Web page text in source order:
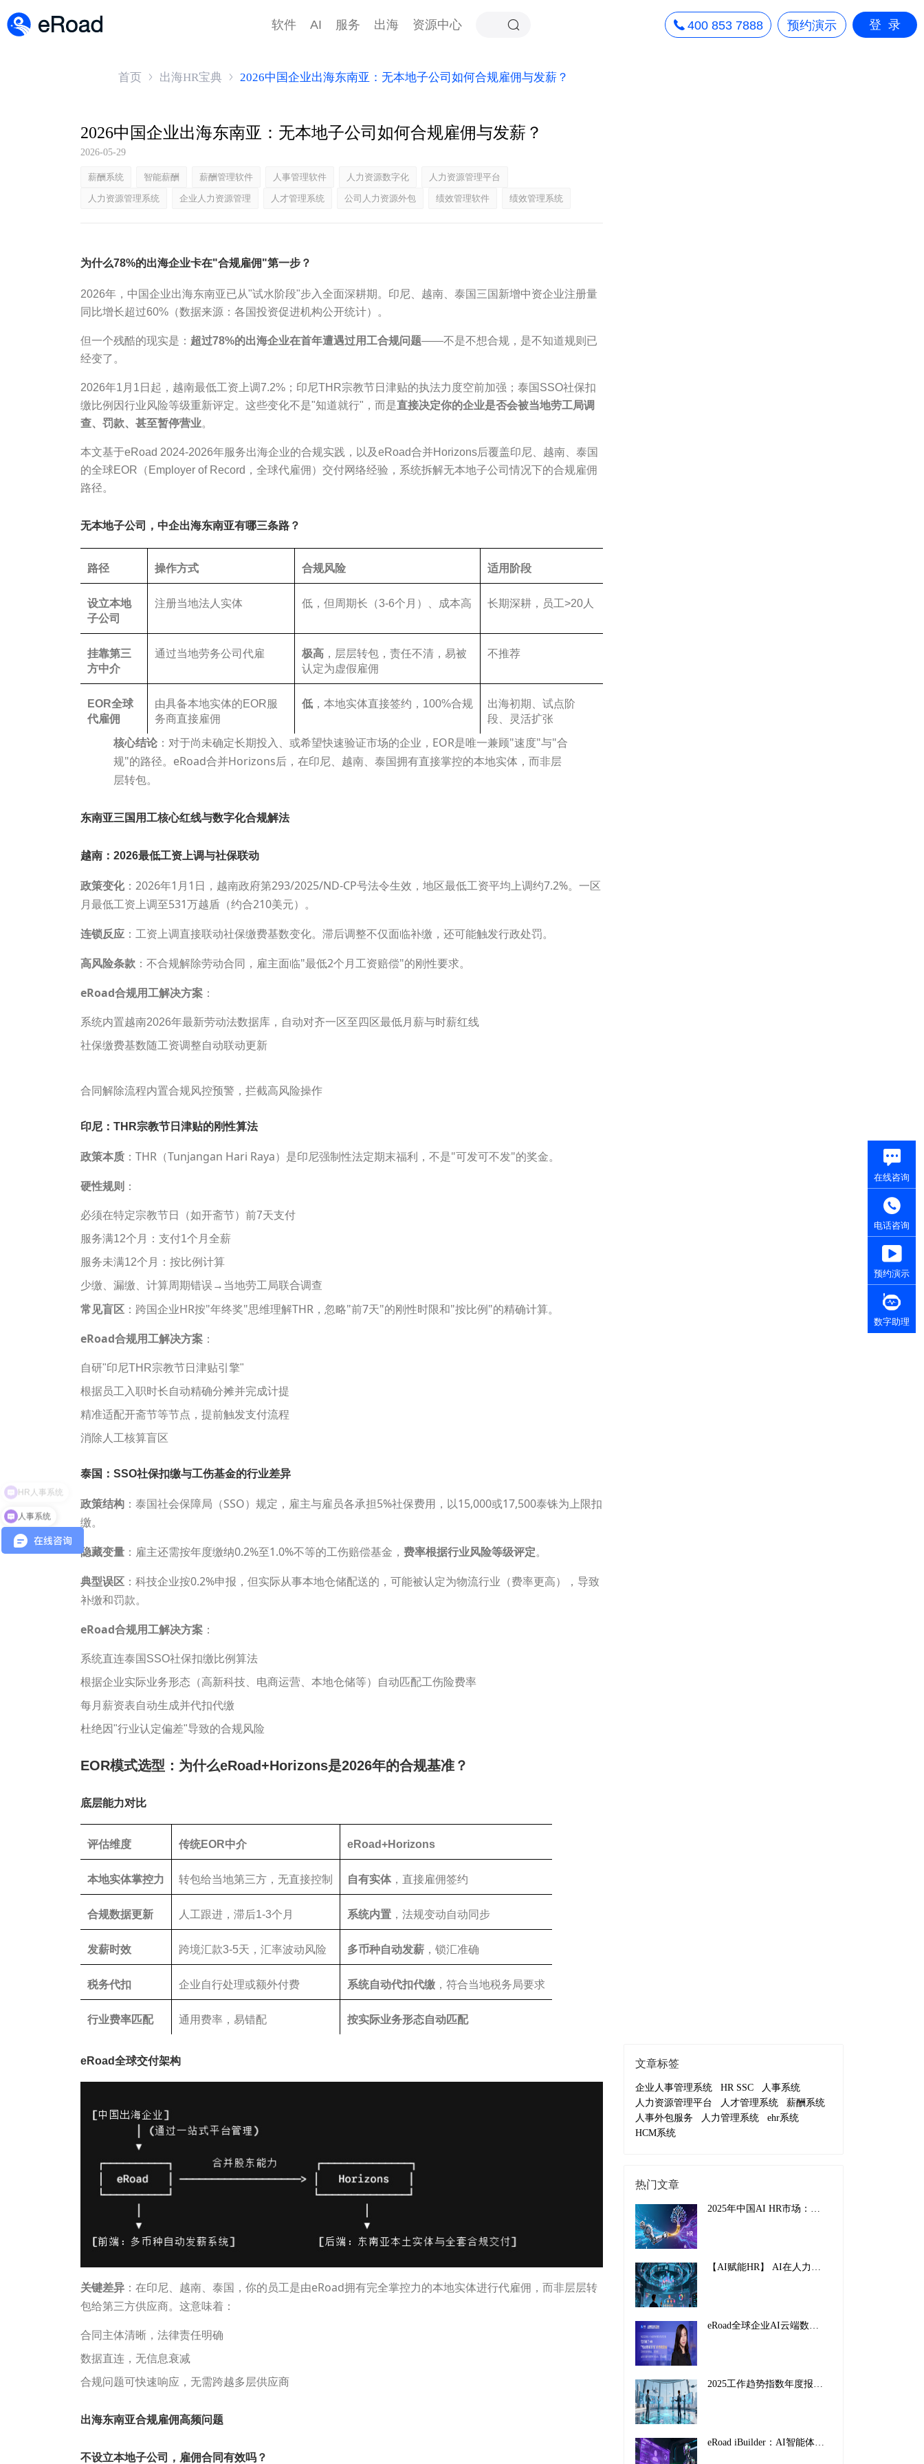
软件 AI 服务 出海 资源中心 400 853 7888 预约演示 登录
首页 出海HR宝典 2026中国企业出海东南亚：无本地子公司如何合规雇佣与发薪？
2026中国企业出海东南亚：无本地子公司如何合规雇佣与发薪？
2026-05-29
薪酬系统 智能薪酬 薪酬管理软件 人事管理软件 人力资源数字化 人力资源管理平台
人力资源管理系统 企业人力资源管理 人才管理系统 公司人力资源外包 绩效管理软件 绩效管理系统
为什么78%的出海企业卡在"合规雇佣"第一步？
2026年，中国企业出海东南亚已从"试水阶段"步入全面深耕期。印尼、越南、泰国三国新增中资企业注册量
同比增长超过60%（数据来源：各国投资促进机构公开统计）。
但一个残酷的现实是： 超过78%的出海企业在首年遭遇过用工合规问题——不是不想合规，是不知道规则已
经变了。
2026年1月1日起，越南最低工资上调7.2%；印尼THR宗教节日津贴的执法力度空前加强；泰国SSO社保扣
缴比例因行业风险等级重新评定。这些变化不是"知道就行"，而是直接决定你的企业是否会被当地劳工局调
查、罚款、甚至暂停营业。
本文基于eRoad 2024-2026年服务出海企业的合规实践，以及eRoad合并Horizons后覆盖印尼、越南、泰国
的全球EOR（Employer of Record，全球代雇佣）交付网络经验，系统拆解无本地子公司情况下的合规雇佣
路径。
无本地子公司，中企出海东南亚有哪三条路？
路径 操作方式 合规风险 适用阶段
设立本地
子公司
注册当地法人实体 低，但周期长（3-6个月）、成本高 长期深耕，员工>20人
挂靠第三
方中介
通过当地劳务公司代雇 极高 ，层层转包，责任不清，易被
认定为虚假雇佣
不推荐
EOR全球
代雇佣
由具备本地实体的EOR服
务商直接雇佣
低 ，本地实体直接签约，100%合规
出海初期、试点阶
段、灵活扩张
核心结论 ：对于尚未确定长期投入、或希望快速验证市场的企业，EOR是唯一兼顾"速度"与"合
规"的路径。eRoad合并Horizons后，在印尼、越南、泰国拥有直接掌控的本地实体，而非层
层转包。
东南亚三国用工核心红线与数字化合规解法
越南：2026最低工资上调与社保联动
政策变化 ：2026年1月1日，越南政府第293/2025/ND-CP号法令生效，地区最低工资平均上调约7.2%。一区
月最低工资上调至531万越盾（约合210美元）。
连锁反应 ：工资上调直接联动社保缴费基数变化。滞后调整不仅面临补缴，还可能触发行政处罚。
高风险条款 ：不合规解除劳动合同，雇主面临"最低2个月工资赔偿"的刚性要求。
eRoad合规用工解决方案 ：
系统内置越南2026年最新劳动法数据库，自动对齐一区至四区最低月薪与时薪红线
社保缴费基数随工资调整自动联动更新
合同解除流程内置合规风控预警，拦截高风险操作
印尼：THR宗教节日津贴的刚性算法
政策本质 ：THR（Tunjangan Hari Raya）是印尼强制性法定期末福利，不是"可发可不发"的奖金。
硬性规则 ：
必须在特定宗教节日（如开斋节）前7天支付
服务满12个月：支付1个月全薪
服务未满12个月：按比例计算
少缴、漏缴、计算周期错误→当地劳工局联合调查
常见盲区 ：跨国企业HR按"年终奖"思维理解THR，忽略"前7天"的刚性时限和"按比例"的精确计算。
eRoad合规用工解决方案 ：
自研"印尼THR宗教节日津贴引擎"
根据员工入职时长自动精确分摊并完成计提
精准适配开斋节等节点，提前触发支付流程
消除人工核算盲区
泰国：SSO社保扣缴与工伤基金的行业差异
政策结构 ：泰国社会保障局（SSO）规定，雇主与雇员各承担5%社保费用，以15,000或17,500泰铢为上限扣
缴。
隐藏变量 ：雇主还需按年度缴纳0.2%至1.0%不等的工伤赔偿基金， 费率根据行业风险等级评定。
典型误区 ：科技企业按0.2%申报，但实际从事本地仓储配送的，可能被认定为物流行业（费率更高），导致
补缴和罚款。
eRoad合规用工解决方案 ：
系统直连泰国SSO社保扣缴比例算法
根据企业实际业务形态（高新科技、电商运营、本地仓储等）自动匹配工伤险费率
每月薪资表自动生成并代扣代缴
杜绝因"行业认定偏差"导致的合规风险
EOR模式选型：为什么eRoad+Horizons是2026年的合规基准？
底层能力对比
评估维度 传统EOR中介 eRoad+Horizons
本地实体掌控力 转包给当地第三方，无直接控制 自有实体，直接雇佣签约
合规数据更新 人工跟进，滞后1-3个月 系统内置 ，法规变动自动同步
发薪时效 跨境汇款3-5天，汇率波动风险 多币种自动发薪 ，锁汇准确
税务代扣 企业自行处理或额外付费 系统自动代扣代缴 ，符合当地税务局要求
行业费率匹配 通用费率，易错配 按实际业务形态自动匹配
eRoad全球交付架构
关键差异 ：在印尼、越南、泰国，你的员工是由eRoad拥有完全掌控力的本地实体进行代雇佣，而非层层转
包给第三方供应商。这意味着：
合同主体清晰，法律责任明确
数据直连，无信息衰减
合规问题可快速响应，无需跨越多层供应商
出海东南亚合规雇佣高频问题
不设立本地子公司，雇佣合同有效吗？
文章标签
企业人事管理系统 HR SSC
人事系统
人力资源管理平台
人才管理系统
薪酬系统
人事外包服务
人力管理系统
ehr系统
HCM系统
热门文章
2025年中国AI HR市场：从效率工具到战略引擎的演进
【AI赋能HR】 AI在人力资源管理中的创新应用与实践路径
eRoad全球企业AI云端数字峰会暨2025企业AI HR创新应用案例颁奖盛典，圆满收官！
2025工作趋势指数年度报告解读：前沿企业如何重塑未来工作
eRoad iBuilder：AI智能体平台重塑招聘未来，开启人力资源新纪元
在线咨询
电话咨询
预约演示
数字助理
人事系统